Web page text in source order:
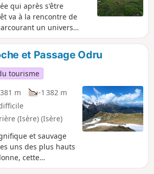
qui après s'être
va à la rencontre de
un univers
06/2026 : un arrêté
au niveau du cul de
ne permettant pas de
Il faut contourner par le
Merci de nous indiquer
si vous avez des
la levée de cet
et Passage Odru
tourisme
m
-1 382 m
(Isère) (Isère)
et sauvage
uns des plus hauts
cette
vous comblera.